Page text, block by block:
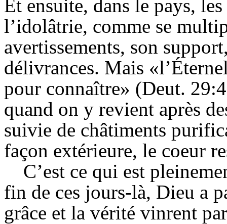
Et ensuite, dans le pays,
l’idolâtrie, comme se
avertissements, son
délivrances. Mais
pour connaître» (Deut.
quand on y revient après
suivie de châtiments
façon extérieure, le coeur
C’est ce qui est
fin de ces jours-là, Dieu a
grâce et la vérité vinrent